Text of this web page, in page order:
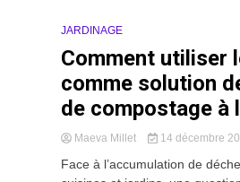
18 Minutes
JARDINAGE
Comment utiliser
comme solution
de compostage à
Maeva Millet 14 décembre
Face à l’accumulation de